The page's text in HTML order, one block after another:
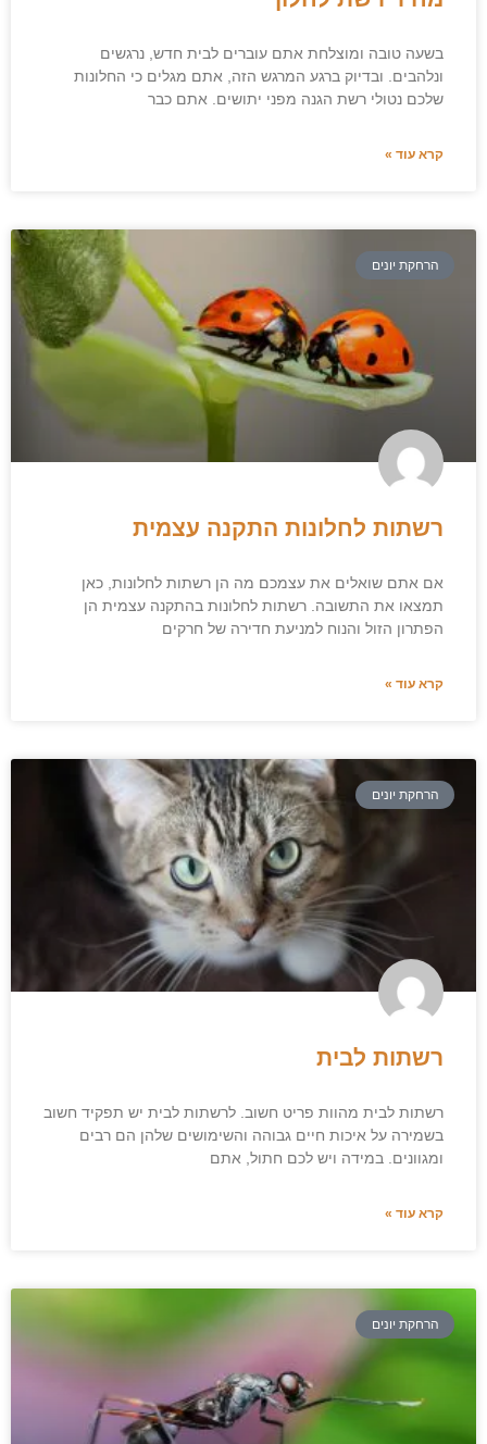
בשעה טובה ומוצלחת אתם עוברים לבית חדש, נרגשים
ונלהבים. ובדיוק ברגע המרגש הזה, אתם מגלים כי החלונות
שלכם נטולי רשת הגנה מפני יתושים. אתם כבר
קרא עוד »
הרחקת יונים
רשתות לחלונות התקנה עצמית
אם אתם שואלים את עצמכם מה הן רשתות לחלונות, כאן
תמצאו את התשובה. רשתות לחלונות בהתקנה עצמית הן
הפתרון הזול והנוח למניעת חדירה של חרקים
קרא עוד »
הרחקת יונים
רשתות לבית
רשתות לבית מהוות פריט חשוב. לרשתות לבית יש תפקיד חשוב
בשמירה על איכות חיים גבוהה והשימושים שלהן הם רבים
ומגוונים. במידה ויש לכם חתול, אתם
קרא עוד »
הרחקת יונים